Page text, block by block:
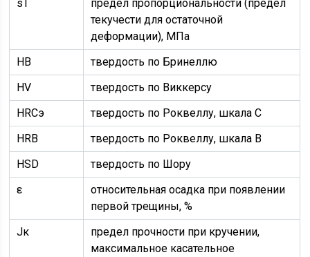
sT
предел пропорциональности (предел
текучести для остаточной
деформации), МПа
HB
твердость по Бринеллю
HV
твердость по Виккерсу
HRCэ
твердость по Роквеллу, шкала С
HRB
твердость по Роквеллу, шкала В
HSD
твердость по Шору
ε
относительная осадка при появлении
первой трещины, %
Jк
предел прочности при кручении,
максимальное касательное